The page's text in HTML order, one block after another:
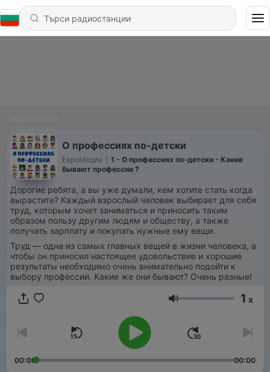
О профессиях по-детски
ЕвроМедиа
1 - О профессиях по-детски - Какие
бывают профессии ?
Дорогие ребята, а вы уже думали, кем хотите стать когда
вырастите? Каждый взрослый человек выбирает для себя
труд, которым хочет заниматься и приносить таким
образом пользу другим людям и обществу, а также
получать зарплату и покупать нужные ему вещи.
Труд — одна из самых главных вещей в жизни человека, а
чтобы он приносил настоящее удовольствие и хорошие
результаты необходимо очень внимательно подойти к
выбору профессии. Какие же они бывают? Очень разные!
Сила на звука
1 x
00:00 00:00